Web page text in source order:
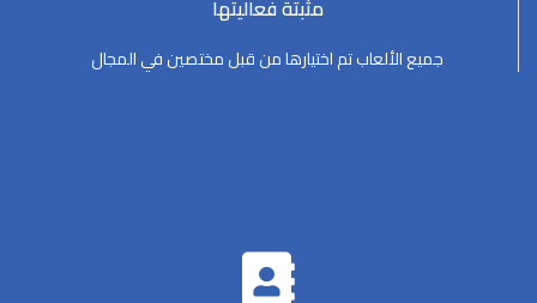
مثبتة فعاليتها
جميع الألعاب تم اختيارها من قبل مختصين في المجال